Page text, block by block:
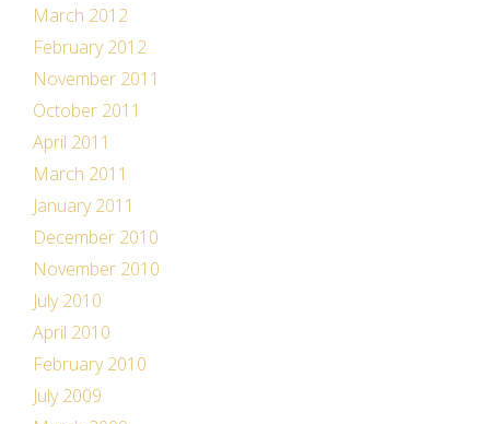
March 2012
February 2012
November 2011
October 2011
April 2011
March 2011
January 2011
December 2010
November 2010
July 2010
April 2010
February 2010
July 2009